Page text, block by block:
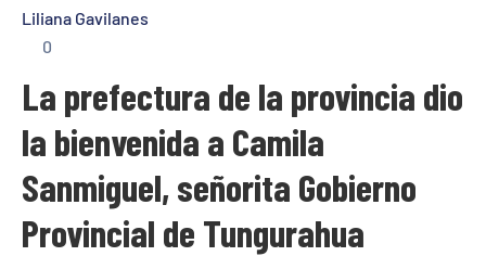
Liliana Gavilanes
0
La prefectura de la provincia dio
la bienvenida a Camila
Sanmiguel, señorita Gobierno
Provincial de Tungurahua